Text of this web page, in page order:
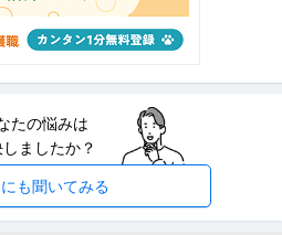
★入社祝い金支給★アプリ配車など充実★
…続きを見る
プロジェクトサポート／月給24.3
モートあり／新宿駅
支給 学歴不問
ジェクトサポート/月給24.3万円～/土日祝
たの悩みは
ましたか？
も聞いてみる